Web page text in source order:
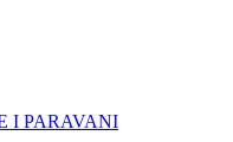
I PARAVANI